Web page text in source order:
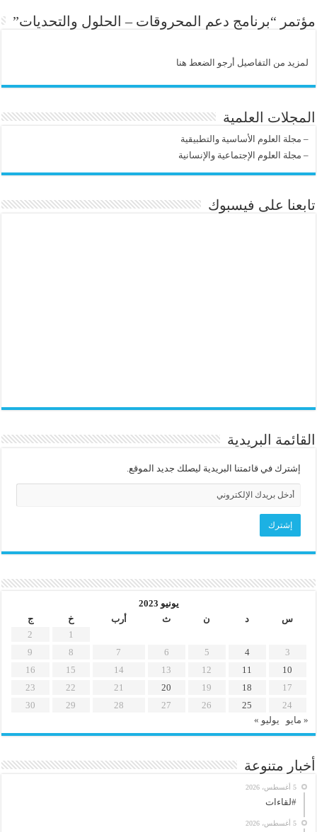
مؤتمر “برنامج دعم المحروقات – الحلول والتحديات”
لمزيد من التفاصيل أرجو الضعط هنا
المجلات العلمية
– مجلة العلوم الأساسية والتطبيقية
– مجلة العلوم الإجتماعية والإنسانية
تابعنا على فيسبوك
القائمة البريدية
إشترك في قائمتنا البريدية ليصلك جديد الموقع.
يونيو 2023
س
د ن ث أرب خ
ج
1
2
3
4
5
6
7
8
9
10
11
12
13
14
15
16
17
18
19
20
21
22
23
24
25
26
27
28
29
30
« مايو
يوليو »
أخبار متنوعة
5 أغسطس، 2026
#لقاءات
5 أغسطس، 2026